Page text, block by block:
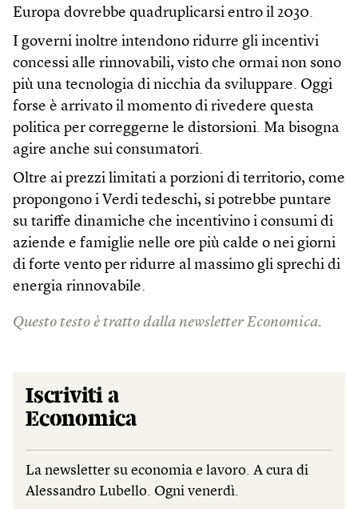
Europa dovrebbe quadruplicarsi entro il 2030.
I governi inoltre intendono ridurre gli incentivi
concessi alle rinnovabili, visto che ormai non sono
più una tecnologia di nicchia da sviluppare. Oggi
forse è arrivato il momento di rivedere questa
politica per correggerne le distorsioni. Ma bisogna
agire anche sui consumatori.
Oltre ai prezzi limitati a porzioni di territorio, come
propongono i Verdi tedeschi, si potrebbe puntare
su tariffe dinamiche che incentivino i consumi di
aziende e famiglie nelle ore più calde o nei giorni
di forte vento per ridurre al massimo gli sprechi di
energia rinnovabile.
Questo testo è tratto dalla newsletter Economica.
Iscriviti a
Economica
La newsletter su economia e lavoro. A cura di
Alessandro Lubello. Ogni venerdì.